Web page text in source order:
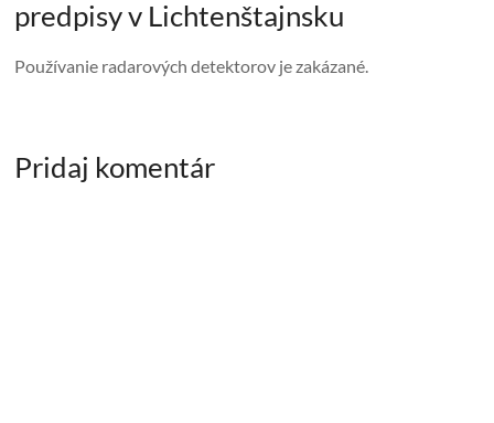
predpisy v Lichtenštajnsku
Používanie radarových detektorov je zakázané.
Pridaj komentár